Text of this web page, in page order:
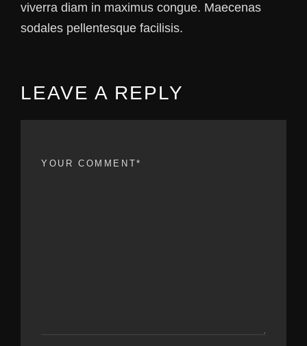
viverra diam in maximus congue. Maecenas
sodales pellentesque facilisis.
LEAVE A REPLY